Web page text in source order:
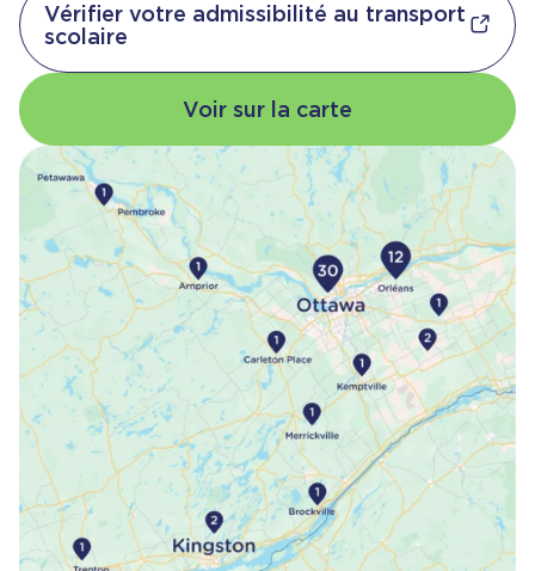
Voir sur la carte
Vérifier votre admissibilité au transport
scolaire